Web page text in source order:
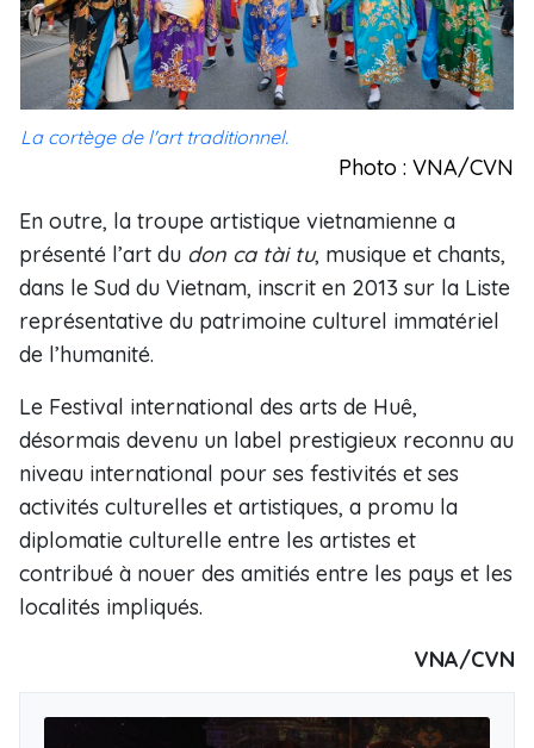
La cortège de l'art traditionnel.
Photo : VNA/CVN
En outre, la troupe artistique vietnamienne a
présenté l’art du don ca tài tu, musique et chants,
dans le Sud du Vietnam, inscrit en 2013 sur la Liste
représentative du patrimoine culturel immatériel
de l’humanité.
Le Festival international des arts de Huê,
désormais devenu un label prestigieux reconnu au
niveau international pour ses festivités et ses
activités culturelles et artistiques, a promu la
diplomatie culturelle entre les artistes et
contribué à nouer des amitiés entre les pays et les
localités impliqués.
VNA/CVN